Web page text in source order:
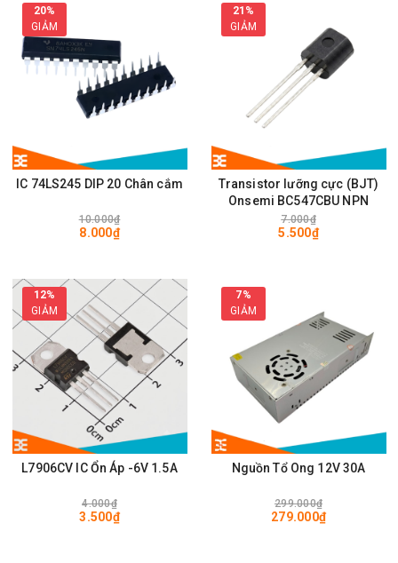
20%
GIẢM
IC 74LS245 DIP 20 Chân cắm
10.000₫
8.000₫
21%
GIẢM
Transistor lưỡng cực (BJT)
Onsemi BC547CBU NPN
7.000₫
5.500₫
12%
GIẢM
L7906CV IC Ổn Áp -6V 1.5A
4.000₫
3.500₫
7%
GIẢM
Nguồn Tổ Ong 12V 30A
299.000₫
279.000₫